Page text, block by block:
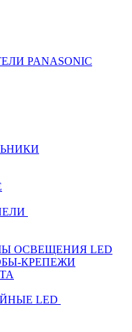
PANASONIC
ОСВЕЩЕНИЯ LED
КРЕПЕЖИ
LED